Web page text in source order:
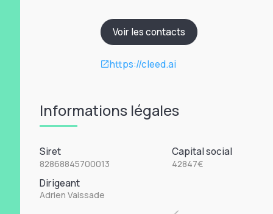
Voir les contacts
https://cleed.ai
Informations légales
Siret
82868845700013
Capital social
42847€
Dirigeant
Adrien Vaissade